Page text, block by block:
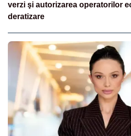
verzi şi autorizarea operatorilor
deratizare